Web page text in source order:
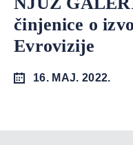
činjenice o
Evrovizije
16. MAJ. 2022.